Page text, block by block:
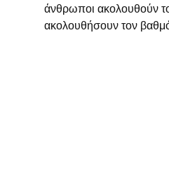
άνθρωποι ακολουθούν
ακολουθήσουν τον